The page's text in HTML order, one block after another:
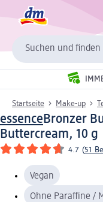
Suchen und finden
Startseite Make-up
essenceBronzer
Buttercream, 10 g
4.7 (51
Vegan
Ohne Paraffine /